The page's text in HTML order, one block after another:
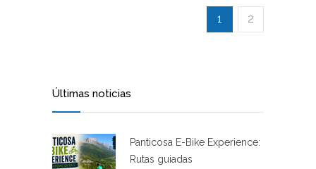
1 2
Últimas noticias
Panticosa E-Bike Experience:
Rutas guiadas